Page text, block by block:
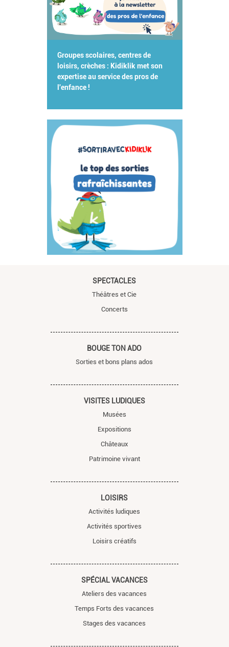
Groupes scolaires, centres de
loisirs, crèches : Kidiklik met son
expertise au service des pros de
l'enfance !
SPECTACLES
Théâtres et Cie
Concerts
BOUGE TON ADO
Sorties et bons plans ados
VISITES LUDIQUES
Musées
Expositions
Châteaux
Patrimoine vivant
LOISIRS
Activités ludiques
Activités sportives
Loisirs créatifs
SPÉCIAL VACANCES
Ateliers des vacances
Temps Forts des vacances
Stages des vacances